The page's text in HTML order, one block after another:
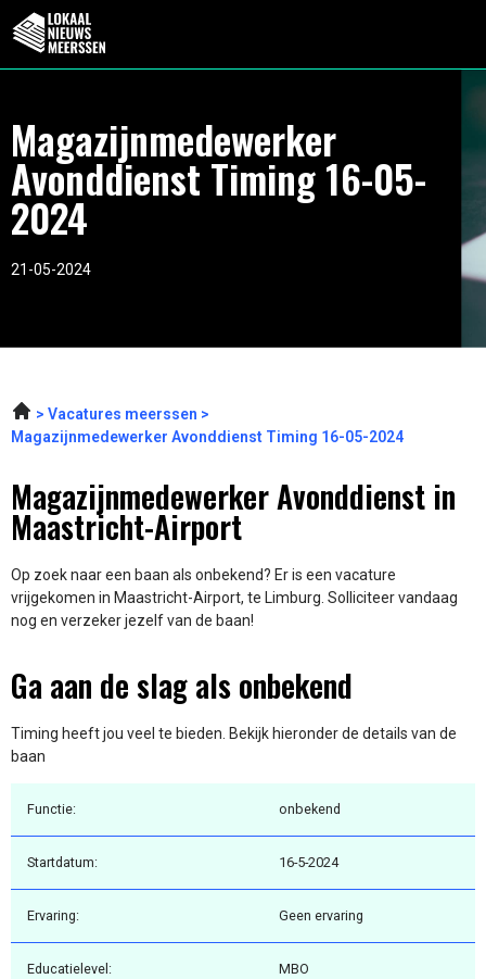
Magazijnmedewerker
Avonddienst Timing 16-05-
2024
21-05-2024
Vacatures meerssen
Magazijnmedewerker Avonddienst Timing 16-05-2024
Magazijnmedewerker Avonddienst in
Maastricht-Airport
Op zoek naar een baan als onbekend? Er is een vacature
vrijgekomen in Maastricht-Airport, te Limburg. Solliciteer vandaag
nog en verzeker jezelf van de baan!
Ga aan de slag als onbekend
Timing heeft jou veel te bieden. Bekijk hieronder de details van de
baan
Functie: onbekend
Startdatum: 16-5-2024
Ervaring: Geen ervaring
Educatielevel: MBO